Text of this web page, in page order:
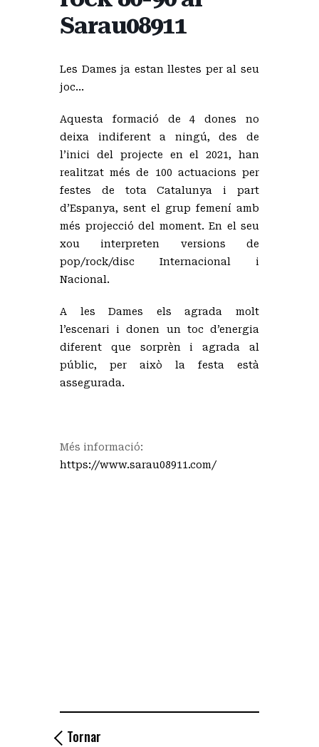
Sarau08911
Les Dames ja estan llestes per al seu
joc…
Aquesta formació de 4 dones no
deixa indiferent a ningú, des de
l’inici del projecte en el 2021, han
realitzat més de 100 actuacions per
festes de tota Catalunya i part
d’Espanya, sent el grup femení amb
més projecció del moment. En el seu
xou interpreten versions de
pop/rock/disc Internacional i
Nacional.
A les Dames els agrada molt
l’escenari i donen un toc d’energia
diferent que sorprèn i agrada al
públic, per això la festa està
assegurada.
Més informació:
https://www.sarau08911.com/
Tornar